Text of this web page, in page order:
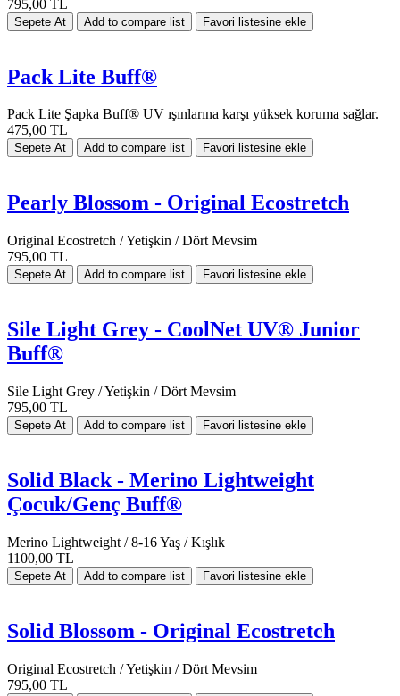
795,00 TL
Pack Lite Buff®
Pack Lite Şapka Buff® UV ışınlarına karşı yüksek koruma sağlar.
475,00 TL
Pearly Blossom - Original Ecostretch
Original Ecostretch / Yetişkin / Dört Mevsim
795,00 TL
Sile Light Grey - CoolNet UV® Junior
Buff®
Sile Light Grey / Yetişkin / Dört Mevsim
795,00 TL
Solid Black - Merino Lightweight
Çocuk/Genç Buff®
Merino Lightweight / 8-16 Yaş / Kışlık
1100,00 TL
Solid Blossom - Original Ecostretch
Original Ecostretch / Yetişkin / Dört Mevsim
795,00 TL